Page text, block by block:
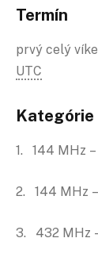
Termín
prvý celý
UTC
Kategórie
1. 144 MHz –
2. 144 MHz
3. 432 MHz